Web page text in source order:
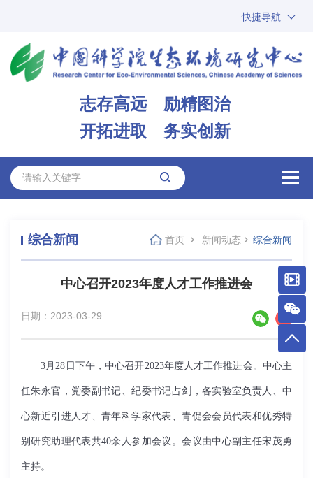
快捷导航
ARP
邮箱
志存高远 励精图治
开拓进取 务实创新
综合新闻 首页 新闻动态 综合新闻
中心召开2023年度人才工作推进会
日期：2023-03-29
3月28日下午，中心召开2023年度人才工作推进会。中心主
任朱永官，党委副书记、纪委书记占剑，各实验室负责人、中
心新近引进人才、青年科学家代表、青促会会员代表和优秀特
别研究助理代表共40余人参加会议。会议由中心副主任宋茂勇
主持。